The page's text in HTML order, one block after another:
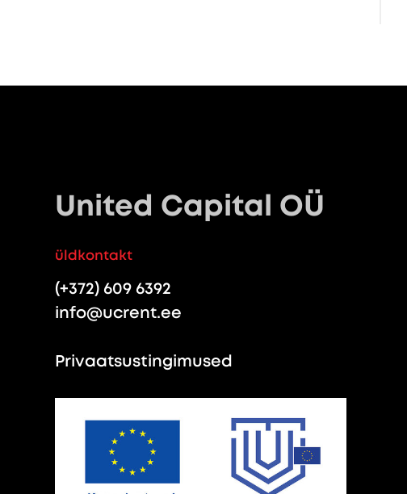
United Capital OÜ
üldkontakt
(+372) 609 6392
info@ucrent.ee
Privaatsustingimused